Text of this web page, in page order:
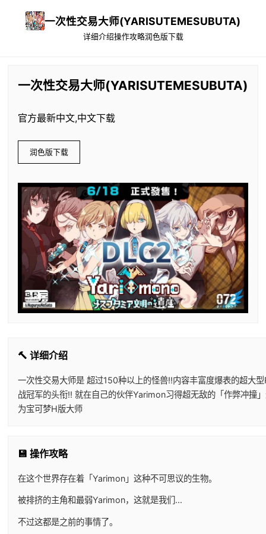
一次性交易大师(YARISUTEMESUBUTA)
详细介绍操作攻略润色版下载
一次性交易大师(YARISUTEMESUBUTA)
官方最新中文,中文下载
润色版下载
🔨 详细介绍
一次性交易大师是 超过150种以上的怪兽!!内容丰富度爆表的超大
战冠军的头衔!! 就在自己的伙伴Yarimon习得超无敌的「作弊冲撞
为宝可梦H版大师
💾 操作攻略
在这个世界存在着「Yarimon」这种不可思议的生物。
被排挤的主角和最弱Yarimon，这就是我们...
不过这都是之前的事情了。